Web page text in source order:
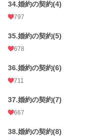
34.婚約の契約(4)
797
35.婚約の契約(5)
678
36.婚約の契約(6)
711
37.婚約の契約(7)
667
38.婚約の契約(8)